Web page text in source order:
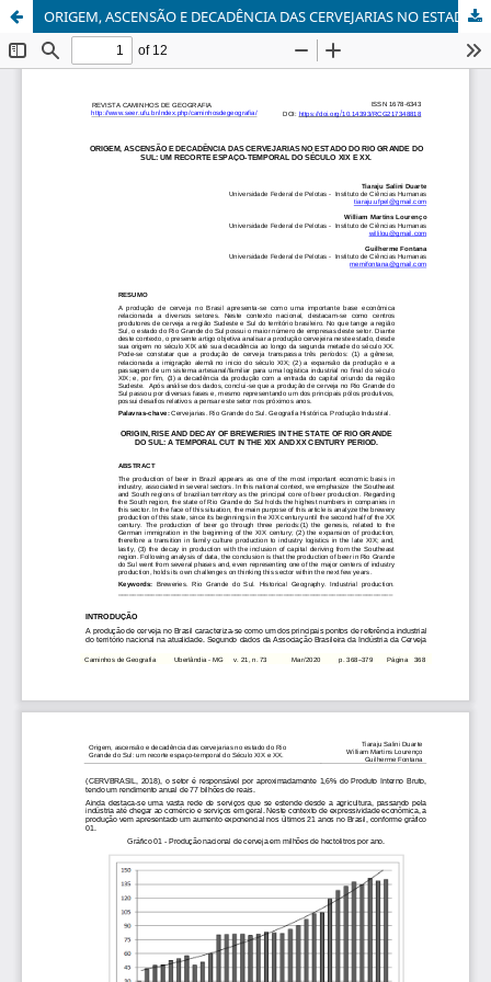
ORIGEM, ASCENSÃO E DECADÊNCIA DAS CERVEJARIAS NO ESTADO DO RIO GRANDE DO SUL: UM RECORTE ESPAÇO-TEMPORAL DO SÉCULO XIX E XX